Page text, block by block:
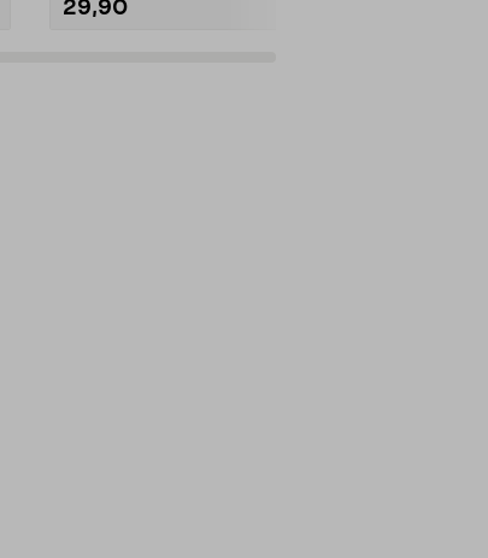
29,90